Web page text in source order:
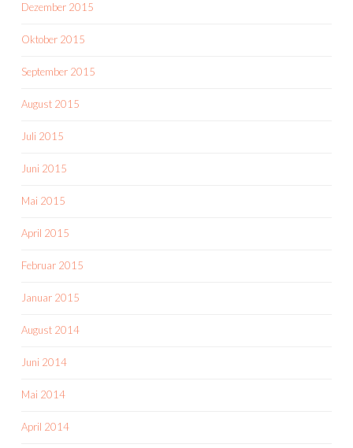
Dezember 2015
Oktober 2015
September 2015
August 2015
Juli 2015
Juni 2015
Mai 2015
April 2015
Februar 2015
Januar 2015
August 2014
Juni 2014
Mai 2014
April 2014